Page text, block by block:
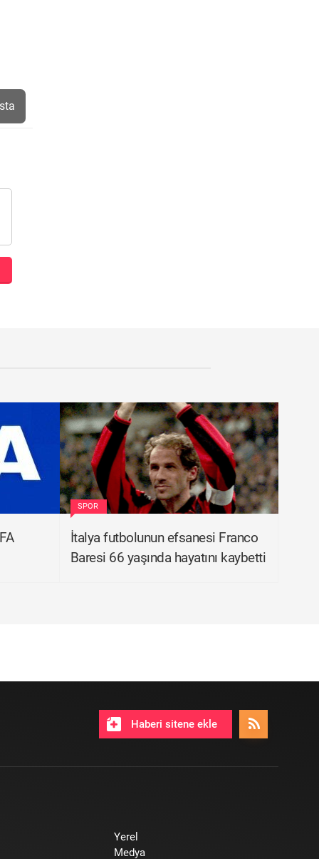
SPOR
İtalya futbolunun efsanesi Franco
Baresi 66 yaşında hayatını kaybetti
Haberi sitene ekle
Yerel
Medya